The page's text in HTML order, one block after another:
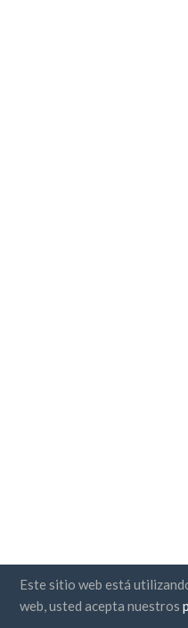
Este sitio web está
web, usted acepta nuestros